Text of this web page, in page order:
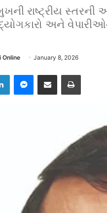
રાષ્ટ્રીય સ્તરની
અને
Online January 8, 2026
LinkedInMessenger
Share via Email Print